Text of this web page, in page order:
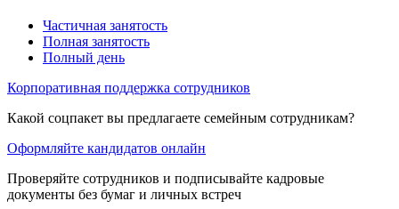
Частичная занятость
Полная занятость
Полный день
Корпоративная поддержка сотрудников
Какой соцпакет вы предлагаете семейным сотрудникам?
Оформляйте кандидатов онлайн
Проверяйте сотрудников и подписывайте кадровые
документы без бумаг и личных встреч